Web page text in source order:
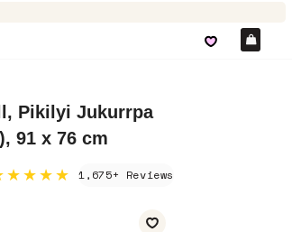
Pikilyi Jukurrpa
91 x 76 cm
1,675+ Reviews